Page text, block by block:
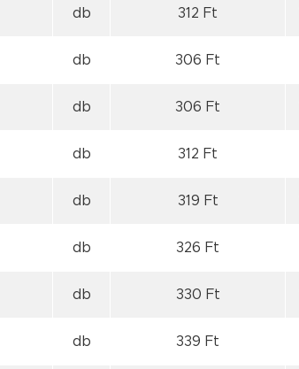
db 312 Ft
db 306 Ft
db 306 Ft
db 312 Ft
db 319 Ft
db 326 Ft
db 330 Ft
db 339 Ft